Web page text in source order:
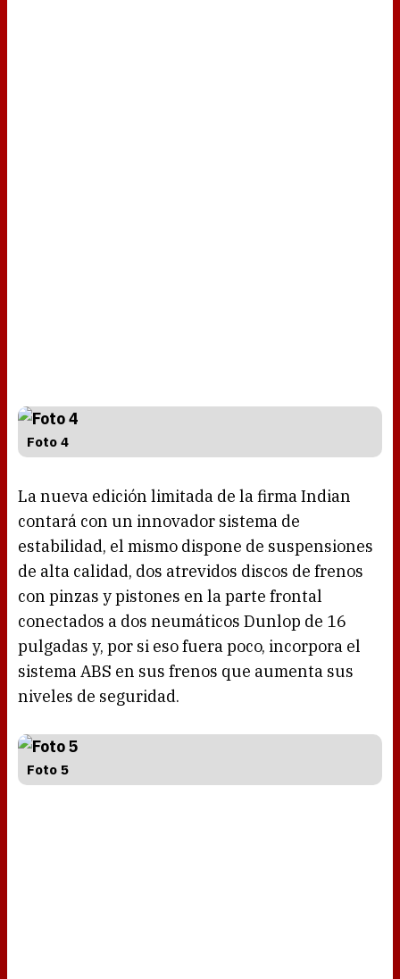
Foto 4
La nueva edición limitada de la firma Indian
contará con un innovador sistema de
estabilidad, el mismo dispone de suspensiones
de alta calidad, dos atrevidos discos de frenos
con pinzas y pistones en la parte frontal
conectados a dos neumáticos Dunlop de 16
pulgadas y, por si eso fuera poco, incorpora el
sistema ABS en sus frenos que aumenta sus
niveles de seguridad.
Foto 5